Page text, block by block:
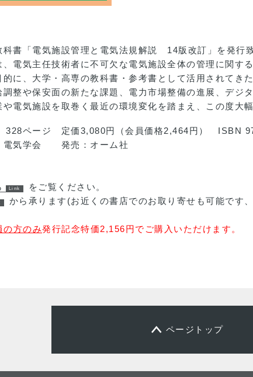
科書「電気施設管理と電気法規解説 14版改訂」を発行致
、電気主任技術者に不可欠な電気施設全体の管理に関す
的に、大学・高専の教科書・参考書として活用されてき
調整や保安面の新たな課題、電力市場整備の進展、デジ
や電気施設を取巻く最近の環境変化を踏まえ、この度大
ページ 定価3,080円（会員価格2,464円） ISBN
電気学会 発売：オーム社
をご覧ください。
から承ります(お近くの書店でのお取り寄せも可能です
の方のみ発行記念特価2,156円でご購入いただけます。
ページトップ